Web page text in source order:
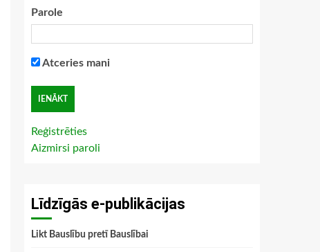
Parole
Atceries mani
Reģistrēties
Aizmirsi paroli
Līdzīgās e-publikācijas
Likt Bauslību pretī Bauslībai